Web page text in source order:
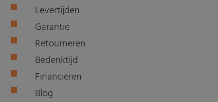
Levertijden
Garantie
Retourneren
Bedenktijd
Financieren
Blog